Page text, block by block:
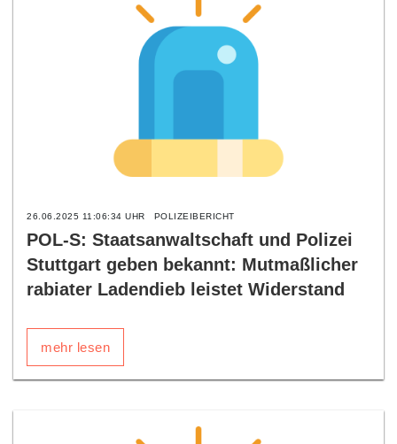
26.06.2025 11:06:34 UHR POLIZEIBERICHT
POL-S: Staatsanwaltschaft und Polizei
Stuttgart geben bekannt: Mutmaßlicher
rabiater Ladendieb leistet Widerstand
mehr lesen